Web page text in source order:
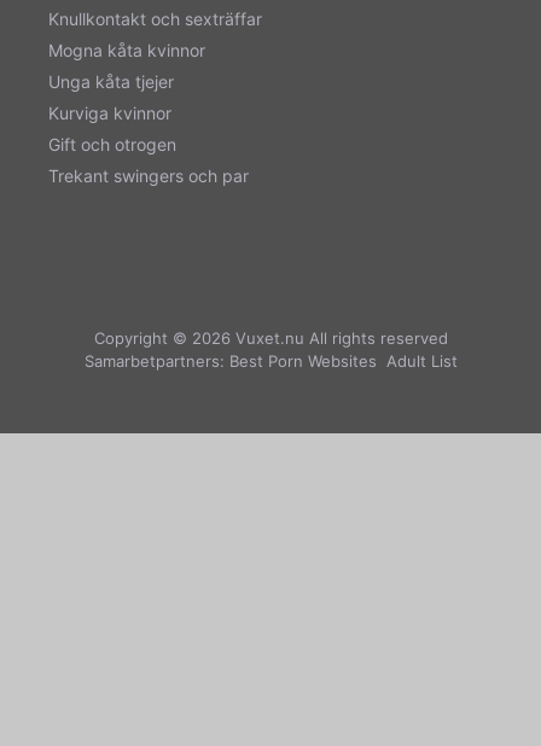
Knullkontakt och sexträffar
Mogna kåta kvinnor
Unga kåta tjejer
Kurviga kvinnor
Gift och otrogen
Trekant swingers och par
Copyright © 2026 Vuxet.nu All rights reserved
Samarbetpartners: Best Porn Websites Adult List